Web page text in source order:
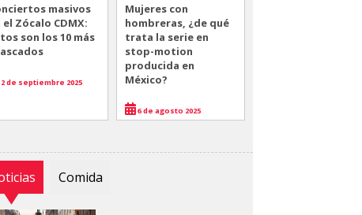
masivos
el Zócalo CDMX:
son los 10 más
2 de septiembre 2025
Mujeres con
hombreras, ¿de qué
trata la serie en
stop-motion
producida en
México?
6 de agosto 2025
Comida